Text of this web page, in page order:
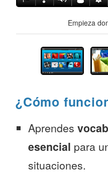
Empieza
¿Cómo
Aprendes
esencial para
situaciones.